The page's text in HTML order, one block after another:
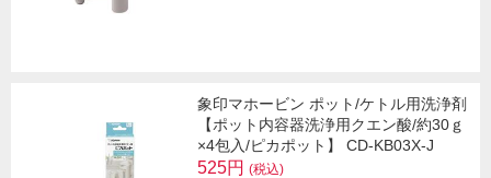
象印マホービン ポット/ケトル用洗浄剤
【ポット内容器洗浄用クエン酸/約30ｇ
×4包入/ピカポット】 CD-KB03X-J
525円 (税込)